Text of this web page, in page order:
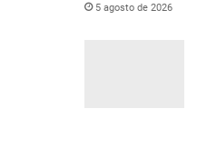
5 agosto de 2026